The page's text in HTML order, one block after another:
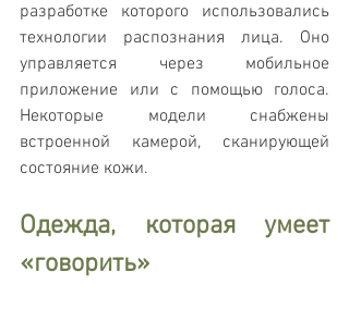
разработке которого использовались
технологии распознания лица. Оно
управляется через мобильное
приложение или с помощью голоса.
Некоторые модели снабжены
встроенной камерой, сканирующей
состояние кожи.
Одежда, которая умеет
«говорить»